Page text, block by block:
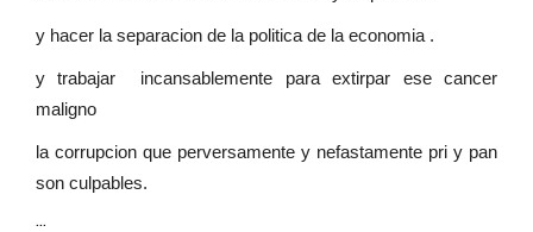
y hacer la separacion de la politica de la economia .
y trabajar incansablemente para extirpar ese cancer
maligno
la corrupcion que perversamente y nefastamente pri y pan
son culpables.
...